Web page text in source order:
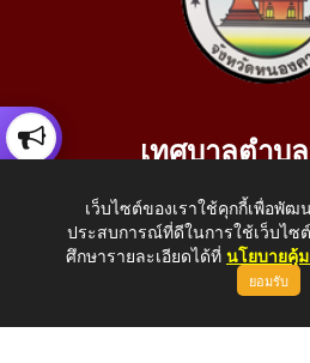
เทศบาลตำบ
อ.เมือง จ.หนองค
โทรศัพท์: 042-414758 โทร
E-Mail:
เว็บไซต์ของเราใช้คุกกี้เพื่อพั
ประสบการณ์ที่ดีในการใช้เว็บไซ
ศึกษารายละเอียดได้ที่ นโยบายคุ้
ยอมรับ